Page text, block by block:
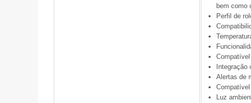
bem como
Perfil de
Alertas de
Luz